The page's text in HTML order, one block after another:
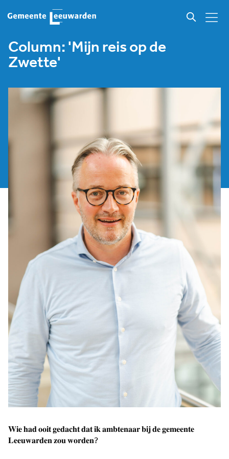
Column: 'Mijn reis op de
Zwette'
𝐖𝐢𝐞 𝐡𝐚𝐝 𝐨𝐨𝐢𝐭 𝐠𝐞𝐝𝐚𝐜𝐡𝐭 𝐝𝐚𝐭 𝐢𝐤 𝐚𝐦𝐛𝐭𝐞𝐧𝐚𝐚𝐫 𝐛𝐢𝐣 𝐝𝐞 𝐠𝐞𝐦𝐞𝐞𝐧𝐭𝐞
𝐋𝐞𝐞𝐮𝐰𝐚𝐫𝐝𝐞𝐧 𝐳𝐨𝐮 𝐰𝐨𝐫𝐝𝐞𝐧?